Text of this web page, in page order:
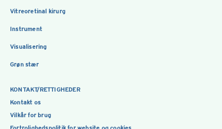
Vitreoretinal kirurg
Instrument
Visualisering
Grøn stær
KONTAKT/RETTIGHEDER
Kontakt os
Vilkår for brug